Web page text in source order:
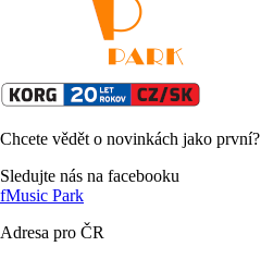
Chcete vědět o novinkách jako první?
Sledujte nás na facebooku
fMusic Park
Adresa pro ČR